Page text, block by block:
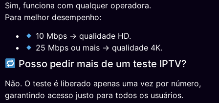
Sim, funciona com qualquer operadora.
Para melhor desempenho:
10 Mbps → qualidade HD.
25 Mbps ou mais → qualidade 4K.
Posso pedir mais de um teste IPTV?
Não. O teste é liberado apenas uma vez por número,
garantindo acesso justo para todos os usuários.